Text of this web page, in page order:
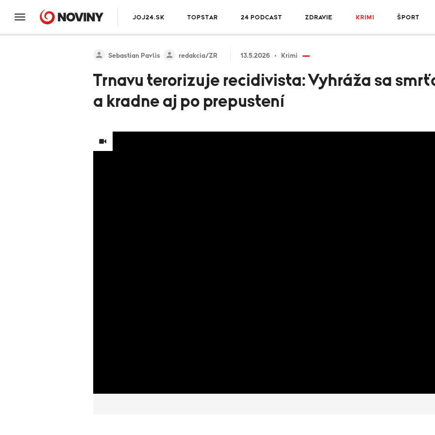
JOJ24.SK TOPSTAR 24 PODCAST ZDRAVIE KRIMI ŠPORT
Sebastian Pavlis redakcia/ZR 13.5.2026 Krimi
Trnavu terorizuje recidivista: Vyhráža sa
a kradne aj po prepustení